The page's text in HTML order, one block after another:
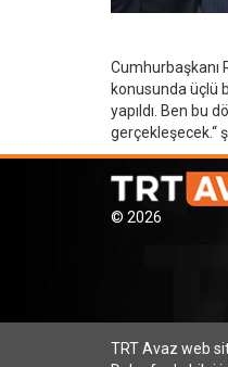
Cumhurbaşkanı
konusunda üçlü
yapıldı. Ben bu
gerçekleşecek.“
© 2026
TRT Avaz web